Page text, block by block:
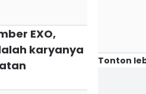
EXO,
karyanya
Tonton